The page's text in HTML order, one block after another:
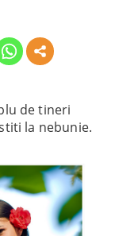
de tineri
la nebunie.